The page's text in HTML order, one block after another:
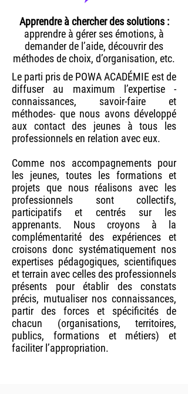
Apprendre à chercher des solutions :
apprendre à gérer ses émotions, à
demander de l’aide, découvrir des
méthodes de choix, d’organisation, etc.
Le parti pris de POWA ACADÉMIE est de
diffuser au maximum l’expertise -
connaissances, savoir-faire et
méthodes- que nous avons développé
aux contact des jeunes à tous les
professionnels en relation avec eux.
Comme nos accompagnements pour
les jeunes, toutes les formations et
projets que nous réalisons avec les
professionnels sont collectifs,
participatifs et centrés sur les
apprenants. Nous croyons à la
complémentarité des expériences et
croisons donc systématiquement nos
expertises pédagogiques, scientifiques
et terrain avec celles des professionnels
présents pour établir des constats
précis, mutualiser nos connaissances,
partir des forces et spécificités de
chacun (organisations, territoires,
publics, formations et métiers) et
faciliter l’appropriation.